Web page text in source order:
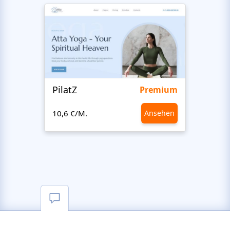
PilatZ Premium
10,6 €/M. Ansehen